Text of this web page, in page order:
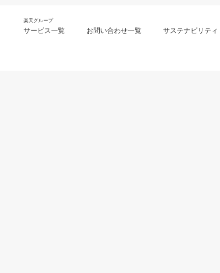
楽天グループ
サービス一覧 お問い合わせ一覧 サステナビリティ